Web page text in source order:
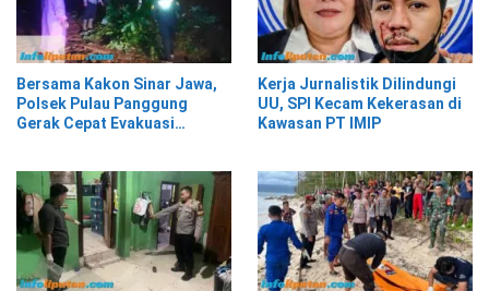
Bersama Kakon Sinar Jawa,
Polsek Pulau Panggung
Gerak Cepat Evakuasi
Kerja Jurnalistik Dilindungi
UU, SPI Kecam Kekerasan di
Kawasan PT IMIP